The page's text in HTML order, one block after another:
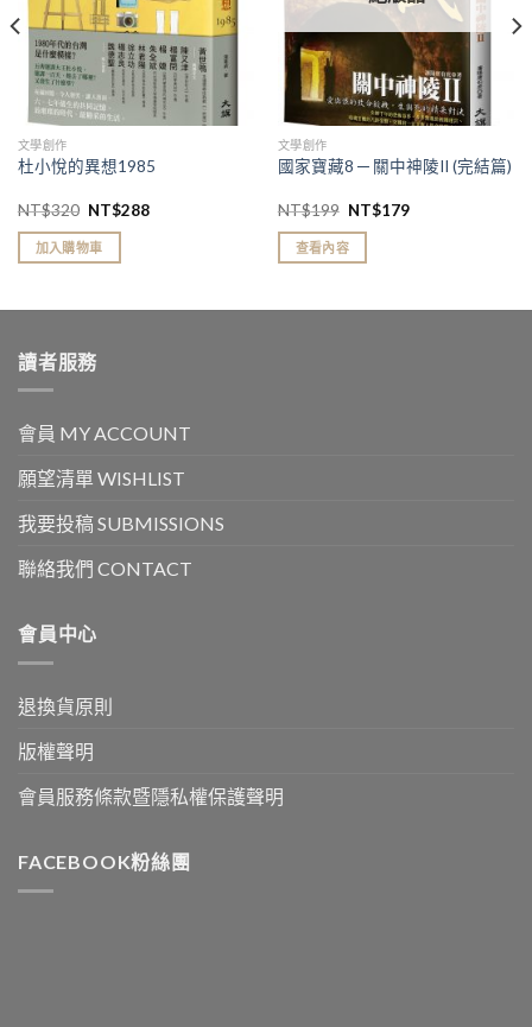
文學創作
杜小悅的異想1985
NT$320 NT$288
加入購物車
文學創作
國家寶藏8 ─ 關中神陵II (完結篇)
NT$199 NT$179
查看內容
讀者服務
會員 MY ACCOUNT
願望清單 WISHLIST
我要投稿 SUBMISSIONS
聯絡我們 CONTACT
會員中心
退換貨原則
版權聲明
會員服務條款暨隱私權保護聲明
FACEBOOK粉絲團